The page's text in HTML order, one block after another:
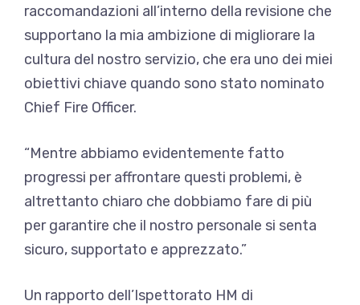
raccomandazioni all’interno della revisione che
supportano la mia ambizione di migliorare la
cultura del nostro servizio, che era uno dei miei
obiettivi chiave quando sono stato nominato
Chief Fire Officer.
“Mentre abbiamo evidentemente fatto
progressi per affrontare questi problemi, è
altrettanto chiaro che dobbiamo fare di più
per garantire che il nostro personale si senta
sicuro, supportato e apprezzato.”
Un rapporto dell’Ispettorato HM di